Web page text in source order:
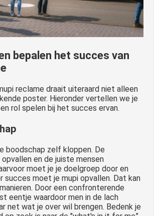
bepalen het succes van
reclame draait uiteraard niet alleen
poster. Hieronder vertellen we je
rol spelen bij het succes ervan.
boodschap zelf kloppen. De
en de juiste mensen
moet je je doelgroep door en
succes moet je mupi opvallen. Dat kan
Door een confronterende
eentje waardoor men in de lach
net wat je over wil brengen. Bedenk je